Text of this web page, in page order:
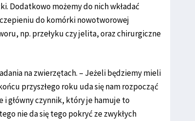
Dodatkowo możemy do nich wkładać
do komórki nowotworowej
np. przełyku czy jelita, oraz chirurgiczne
na zwierzętach. – Jeżeli będziemy mieli
przyszłego roku uda się nam rozpocząć
i główny czynnik, który je hamuje to
nie da się tego pokryć ze zwykłych